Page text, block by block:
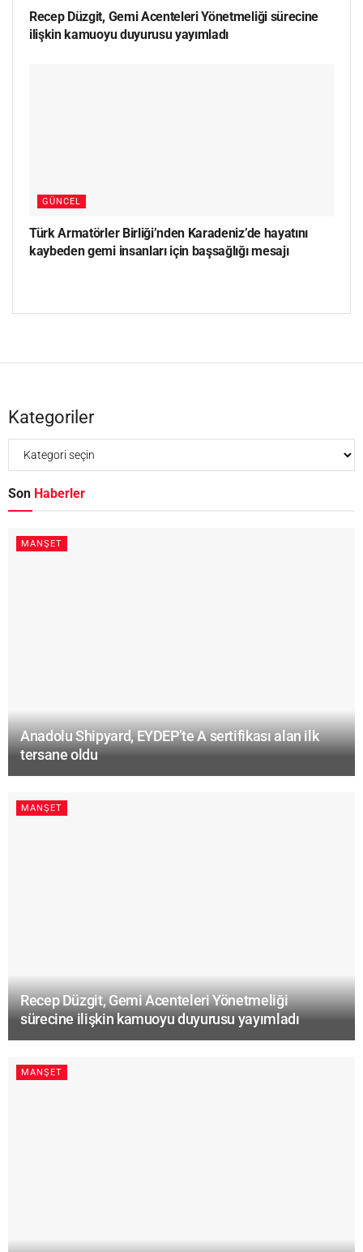
Recep Düzgit, Gemi Acenteleri Yönetmeliği sürecine
ilişkin kamuoyu duyurusu yayımladı
GÜNCEL
Türk Armatörler Birliği’nden Karadeniz’de hayatını
kaybeden gemi insanları için başsağlığı mesajı
Kategoriler
Son Haberler
MANŞET
Anadolu Shipyard, EYDEP’te A sertifikası alan ilk
tersane oldu
MANŞET
Recep Düzgit, Gemi Acenteleri Yönetmeliği
sürecine ilişkin kamuoyu duyurusu yayımladı
MANŞET